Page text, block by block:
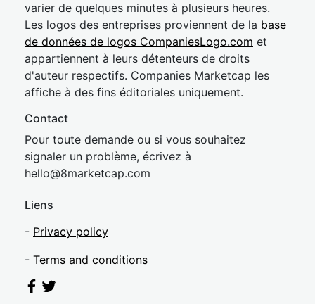
varier de quelques minutes à plusieurs heures.
Les logos des entreprises proviennent de la base
de données de logos CompaniesLogo.com et
appartiennent à leurs détenteurs de droits
d'auteur respectifs. Companies Marketcap les
affiche à des fins éditoriales uniquement.
Contact
Pour toute demande ou si vous souhaitez
signaler un problème, écrivez à
hello@8marketcap.com
Liens
- Privacy policy
- Terms and conditions